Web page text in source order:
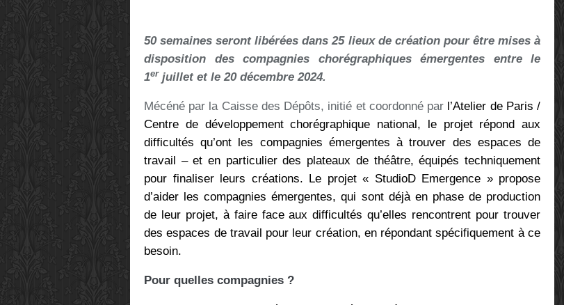
50 semaines seront libérées dans 25 lieux de création pour être mises à
disposition des compagnies chorégraphiques émergentes entre le
1erjuillet et le 20 décembre 2024.
Mécéné par la Caisse des Dépôts, initié et coordonné par l’Atelier de Paris /
Centre de développement chorégraphique national, le projet répond aux
difficultés qu’ont les compagnies émergentes à trouver des espaces de
travail – et en particulier des plateaux de théâtre, équipés techniquement
pour finaliser leurs créations. Le projet « StudioD Emergence » propose
d’aider les compagnies émergentes, qui sont déjà en phase de production
de leur projet, à faire face aux difficultés qu’elles rencontrent pour trouver
des espaces de travail pour leur création, en répondant spécifiquement à ce
besoin.
Pour quelles compagnies ?